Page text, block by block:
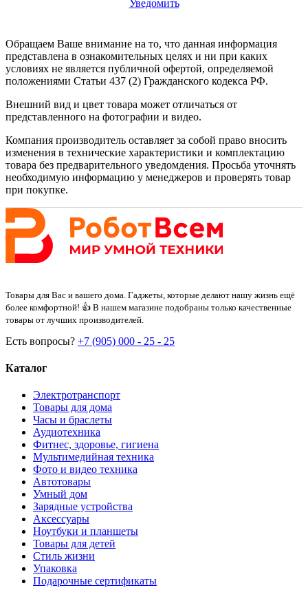
Уведомить
Обращаем Ваше внимание на то, что данная информация
представлена в ознакомительных целях и ни при каких
условиях не является публичной офертой, определяемой
положениями Статьи 437 (2) Гражданского кодекса РФ.
Внешний вид и цвет товара может отличаться от
представленного на фотографии и видео.
Компания производитель оставляет за собой право вносить
изменения в технические характеристики и комплектацию
товара без предварительного уведомдения. Просьба уточнять
необходимую информацию у менеджеров и проверять товар
при покупке.
Товары для Вас и вашего дома. Гаджеты, которые делают нашу жизнь ещё
более комфортной! 👍 В нашем магазине подобраны только качественные
товары от лучших производителей.
Есть вопросы? +7 (905) 000 - 25 - 25
Каталог
Электротранспорт
Товары для дома
Часы и браслеты
Аудиотехника
Фитнес, здоровье, гигиена
Мультимедийная техника
Фото и видео техника
Автотовары
Умный дом
Зарядные устройства
Аксессуары
Ноутбуки и планшеты
Товары для детей
Стиль жизни
Упаковка
Подарочные сертификаты